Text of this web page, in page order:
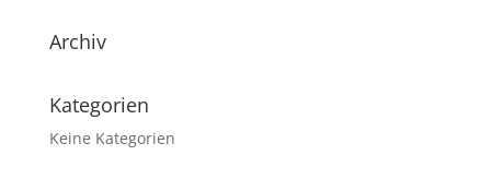
Archiv
Kategorien
Keine Kategorien